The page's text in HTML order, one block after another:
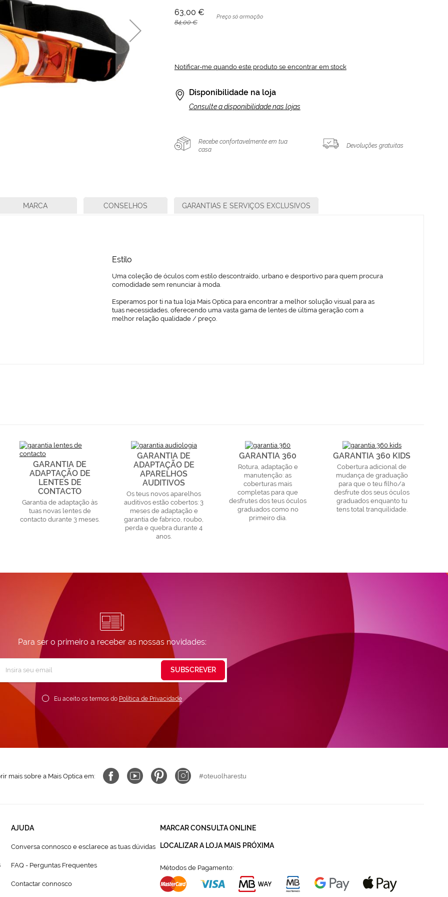
63,00 €
84,00 €
Preço só armação
Notificar-me quando este produto se encontrar em stock
Disponibilidade na loja
Consulte a disponibilidade nas lojas
Recebe confortavelmente em tua
casa
Devoluções gratuitas
Estilo
Uma coleção de óculos com estilo descontraído, urbano e desportivo para quem procura
comodidade sem renunciar à moda.
Esperamos por ti na tua loja Mais Optica para encontrar a melhor solução visual para as
tuas necessidades, oferecendo uma vasta gama de lentes de última geração com a
melhor relação qualidade / preço.
MARCA CONSELHOS GARANTIAS E SERVIÇOS EXCLUSIVOS
GARANTIA DE
ADAPTAÇÃO DE
LENTES DE
CONTACTO
Garantia de adaptação às
tuas novas lentes de
contacto durante 3 meses.
GARANTIA DE
ADAPTAÇÃO DE
APARELHOS
AUDITIVOS
Os teus novos aparelhos
auditivos estão cobertos: 3
meses de adaptação e
garantia de fabrico, roubo,
perda e quebra durante 4
anos.
GARANTIA 360
Rotura, adaptação e
manutenção: as
coberturas mais
completas para que
desfrutes dos teus óculos
graduados como no
primeiro dia.
GARANTIA 360 KIDS
Cobertura adicional de
mudança de graduação
para que o teu filho/a
desfrute dos seus óculos
graduados enquanto tu
tens total tranquilidade.
Para ser o primeiro a receber as nossas novidades:
Newsletter:
Eu aceito os termos do Política de Privacidade
SUBSCREVER
mais sobre a Mais Optica em: #oteuolharestu
AJUDA
Conversa connosco e esclarece as tuas dúvidas
FAQ - Perguntas Frequentes
Contactar connosco
MARCAR CONSULTA ONLINE
LOCALIZAR A LOJA MAIS PRÓXIMA
Métodos de Pagamento: